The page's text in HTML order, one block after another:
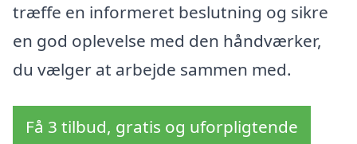
træffe en informeret beslutning og sikre
en god oplevelse med den håndværker,
du vælger at arbejde sammen med.
Få 3 tilbud, gratis og uforpligtende